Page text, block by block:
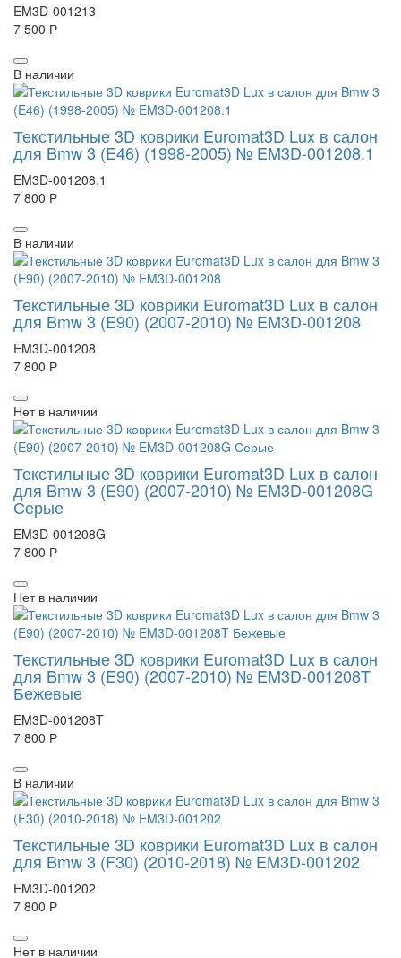
EM3D-001213
7 500 Р
В наличии
Текстильные 3D коврики Euromat3D Lux в салон
для Bmw 3 (E46) (1998-2005) № EM3D-001208.1
EM3D-001208.1
7 800 Р
В наличии
Текстильные 3D коврики Euromat3D Lux в салон
для Bmw 3 (E90) (2007-2010) № EM3D-001208
EM3D-001208
7 800 Р
Нет в наличии
Текстильные 3D коврики Euromat3D Lux в салон
для Bmw 3 (E90) (2007-2010) № EM3D-001208G
Серые
EM3D-001208G
7 800 Р
Нет в наличии
Текстильные 3D коврики Euromat3D Lux в салон
для Bmw 3 (E90) (2007-2010) № EM3D-001208T
Бежевые
EM3D-001208T
7 800 Р
В наличии
Текстильные 3D коврики Euromat3D Lux в салон
для Bmw 3 (F30) (2010-2018) № EM3D-001202
EM3D-001202
7 800 Р
Нет в наличии